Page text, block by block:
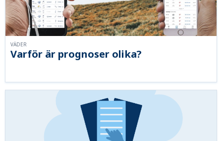
Varför är prognoser olika?
VÄDER